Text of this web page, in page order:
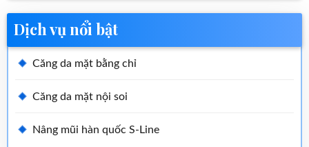
Dịch vụ nổi bật
Căng da mặt bằng chỉ
Căng da mặt nội soi
Nâng mũi hàn quốc S-Line